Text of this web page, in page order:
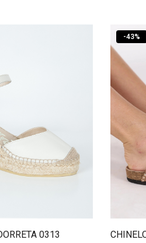
0313
-43%